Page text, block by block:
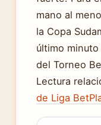
mano al
la Copa
último
del Torneo
Lectura
de Liga